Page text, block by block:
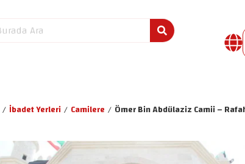
/ İbadet Yerleri/ Camilere / Ömer Bin Abdülaziz Camii –